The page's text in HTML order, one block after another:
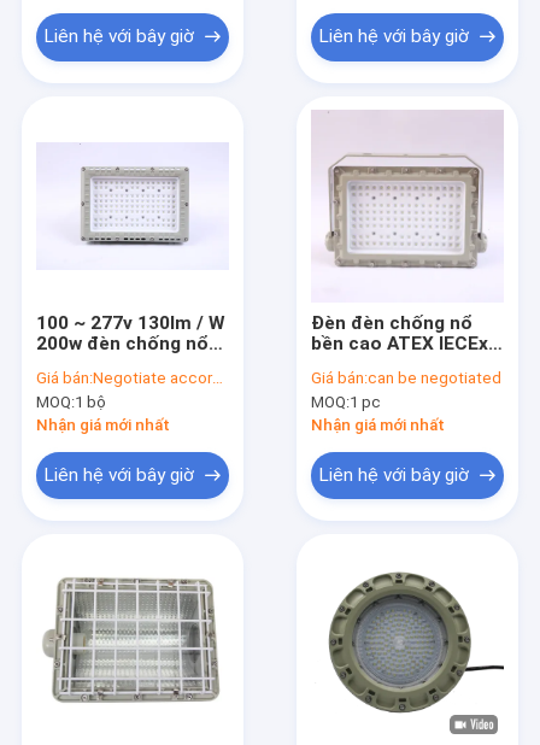
Các sản phẩm
Video
Về chúng tôi
Liên hệ với bây giờ Liên hệ với bây giờ
100 ~ 277v 130lm / W
200w đèn chống nổ
Giá bán:Negotiate according to buyer's requirements
MOQ:1 bộ
Nhận giá mới nhất
Liên hệ với bây giờ
Đèn đèn chống nổ
bền cao ATEX IECEx
Giá bán:can be negotiated
MOQ:1 pc
Nhận giá mới nhất
Liên hệ với bây giờ